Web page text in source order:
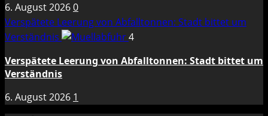
6. August 20260
Verspätete Leerung von Abfalltonnen: Stadt bittet um
Verständnis
4
Verspätete Leerung von Abfalltonnen: Stadt bittet um
Verständnis
6. August 2026 1